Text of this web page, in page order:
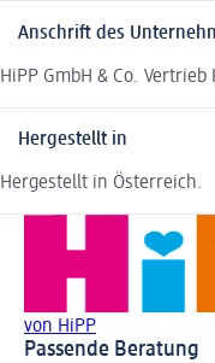
Anschrift des
HiPP GmbH & Co. Vertrieb
Hergestellt in
Hergestellt in Österreich.
von HiPP
Passende Beratung